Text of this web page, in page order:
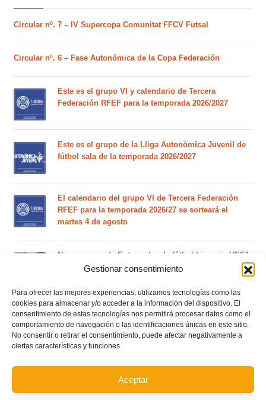
Gestionar consentimiento
Para ofrecer las mejores experiencias, utilizamos tecnologías como las
cookies para almacenar y/o acceder a la información del dispositivo. El
consentimiento de estas tecnologías nos permitirá procesar datos como el
comportamiento de navegación o las identificaciones únicas en este sitio.
No consentir o retirar el consentimiento, puede afectar negativamente a
ciertas características y funciones.
Aceptar
Circular nº. 7 – IV Supercopa Comunitat FFCV Futsal
Circular nº. 6 – Fase Autonómica de la Copa Federación
Este es el grupo VI y calendario de Tercera
Federación RFEF para la temporada 2026/2027
Este es el grupo de la Lliga Autonòmica Juvenil de
fútbol sala de la temporada 2026/2027
El calendario del grupo VI de Tercera Federación
RFEF para la temporada 2026/27 se sorteará el
martes 4 de agosto
Nuevo curso de Entrenador de fútbol Licencia UEFA
C que comenzará en noviembre 2026 (agotadas las
Circular nº. 5 – Normas generales de las competiciones
territoriales de fútbol sala 2026-2027
Castellón y Alicante (comienzo el 20 de septiembre)